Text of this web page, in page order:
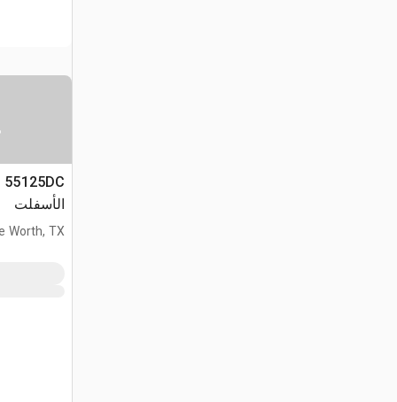
الأسفلت
Worth, TX